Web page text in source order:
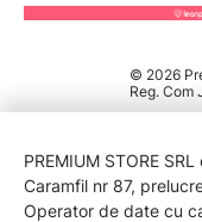
© 2026
Reg. Com
PREMIUM STORE
Caramfil nr 87,
Operator de date cu